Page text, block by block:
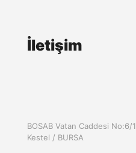
İletişim
BOSAB Vatan Caddesi No:6/1
Kestel / BURSA